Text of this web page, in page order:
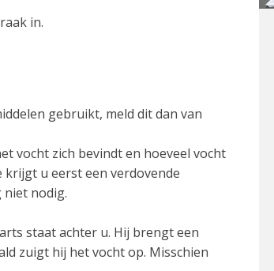
in.
gebruikt, meld dit dan van
vocht zich bevindt en hoeveel vocht
krijgt u eerst een verdovende
niet nodig.
staat achter u. Hij brengt een
zuigt hij het vocht op. Misschien